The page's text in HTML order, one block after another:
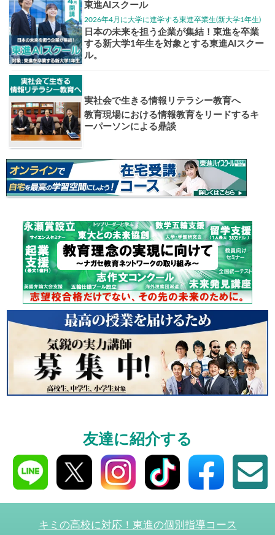
大学入試偏差値ランキング 現役合格
お知らせ・イベント
高3生・高2生・高1生対
東進の実力講師陣
個別相談
高3生・高2生・高1生と
受験や高校の成績
ください！
高3生・高2生・高1生対
資料請求・イベン
ら！
友達に紹介する
キミの高校に対応！東進の個別指導コース